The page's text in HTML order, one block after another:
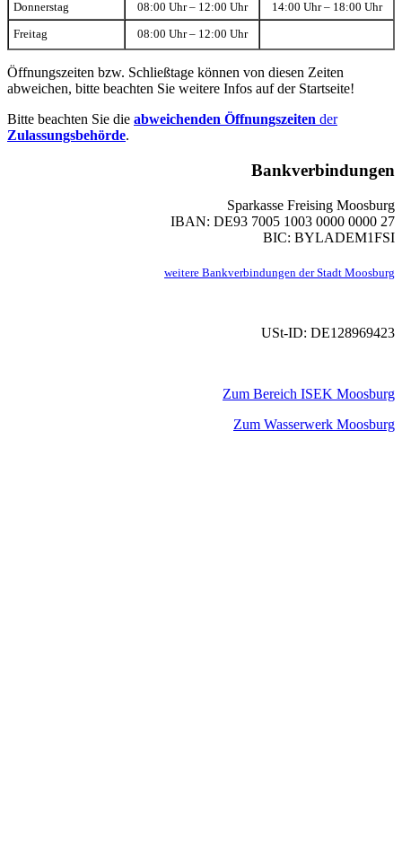
Donnerstag 08:00 Uhr – 12:00 Uhr 14:00 Uhr – 18:00 Uhr
Freitag 08:00 Uhr – 12:00 Uhr
Öffnungszeiten bzw. Schließtage können von diesen Zeiten
abweichen, bitte beachten Sie weitere Infos auf der Startseite!
Bitte beachten Sie die abweichenden Öffnungszeiten der
Zulassungsbehörde.
Bankverbindungen
Sparkasse Freising Moosburg
IBAN: DE93 7005 1003 0000 0000 27
BIC: BYLADEM1FSI
weitere Bankverbindungen der Stadt Moosburg
USt-ID: DE128969423
Zum Bereich ISEK Moosburg
Zum Wasserwerk Moosburg